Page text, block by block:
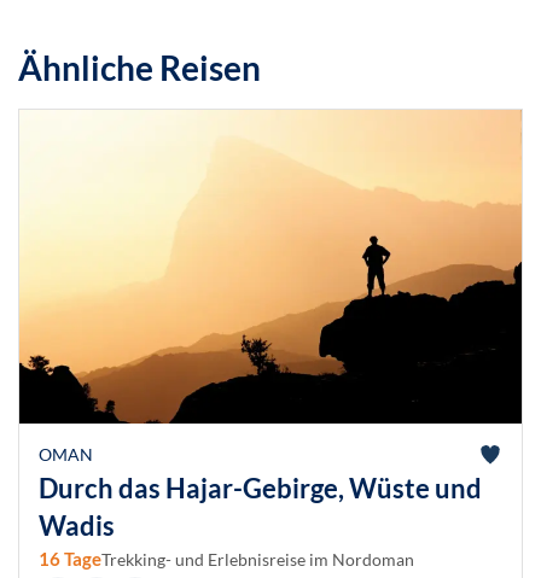
Ähnliche Reisen
OMAN
Durch das Hajar-Gebirge, Wüste und
Wadis
16 TageTrekking- und Erlebnisreise im Nordoman